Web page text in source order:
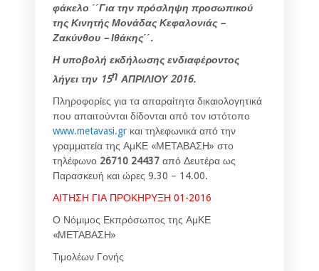
φάκελο ΄΄Για την πρόσληψη προσωπικού
της Κινητής Μονάδας Κεφαλονιάς –
Ζακύνθου – Ιθάκης΄΄.
Η υποβολή εκδήλωσης ενδιαφέροντος
λήγει την 15η ΑΠΡΙΛΙΟΥ 2016.
Πληροφορίες για τα απαραίτητα δικαιολογητικά
που απαιτούνται δίδονται από τον ιστότοπο
www.metavasi.gr και τηλεφωνικά από την
γραμματεία της ΑμΚΕ «ΜΕΤΑΒΑΣΗ» στο
τηλέφωνο 26710 24437 από Δευτέρα ως
Παρασκευή και ώρες 9.30 – 14.00.
ΑΙΤΗΣΗ ΓΙΑ ΠΡΟΚΗΡΥΞΗ 01-2016
Ο Νόμιμος Εκπρόσωπος της ΑμΚΕ
«ΜΕΤΑΒΑΣΗ»
Τιμολέων Γονής